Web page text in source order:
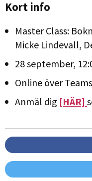
Kort info
Master Class:
Micke Lindevall,
28 september,
Online över Teams
Anmäl dig [HÄR]